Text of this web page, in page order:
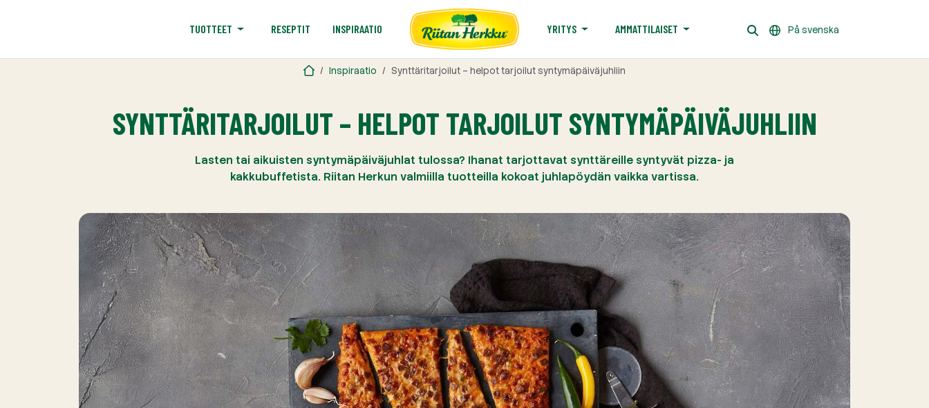
TUOTTEET RESEPTIT INSPIRAATIO YRITYS AMMATTILAISET På svenska
Inspiraatio Synttäritarjoilut – helpot tarjoilut syntymäpäiväjuhliin
SYNTTÄRITARJOILUT – HELPOT TARJOILUT SYNTYMÄPÄIVÄJUHLIIN
Lasten tai aikuisten syntymäpäiväjuhlat tulossa? Ihanat tarjottavat synttäreille syntyvät pizza- ja
kakkubuffetista. Riitan Herkun valmiilla tuotteilla kokoat juhlapöydän vaikka vartissa.